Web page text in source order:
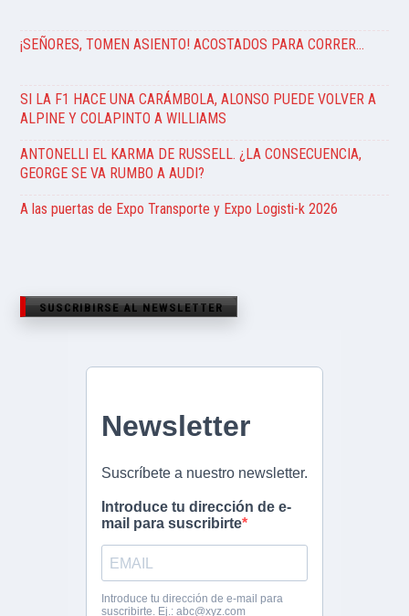
¡SEÑORES, TOMEN ASIENTO! ACOSTADOS PARA CORRER…
SI LA F1 HACE UNA CARÁMBOLA, ALONSO PUEDE VOLVER A
ALPINE Y COLAPINTO A WILLIAMS
ANTONELLI EL KARMA DE RUSSELL. ¿LA CONSECUENCIA,
GEORGE SE VA RUMBO A AUDI?
A las puertas de Expo Transporte y Expo Logisti-k 2026
SUSCRIBIRSE AL NEWSLETTER